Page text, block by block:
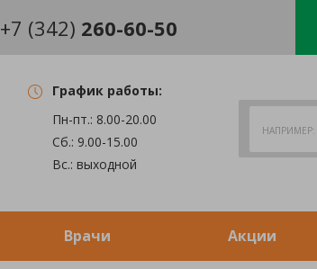
+7 (342) 260-60-50
График работы:
Пн-пт.: 8.00-20.00
Сб.: 9.00-15.00
Вс.: выходной
НАПРИМЕР:
Врачи Акции